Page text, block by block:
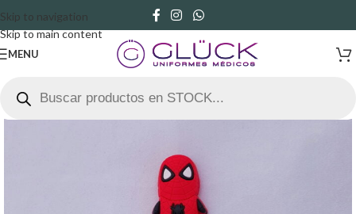
Skip to navigation
Skip to main content
MENU